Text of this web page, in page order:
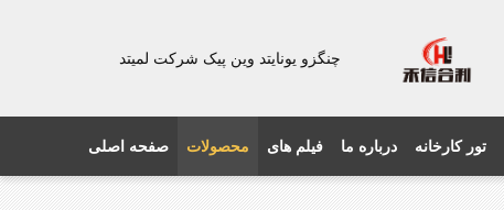
چنگزو یونایتد وین پیک شرکت لمیتد
صفحه اصلی محصولات فیلم های درباره ما تور کارخانه